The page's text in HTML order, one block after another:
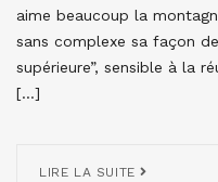
aime beaucoup la
sans complexe sa façon
supérieure”, sensible à la
[…]
LIRE LA SUITE